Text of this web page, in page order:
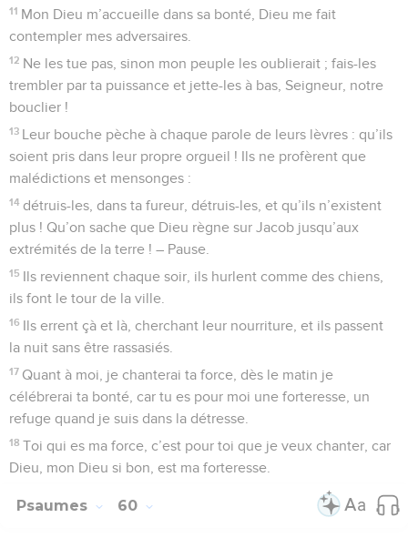
11 Mon Dieu m’accueille dans sa bonté, Dieu me fait
contempler mes adversaires.
12 Ne les tue pas, sinon mon peuple les oublierait ; fais-les
trembler par ta puissance et jette-les à bas, Seigneur, notre
bouclier !
13 Leur bouche pèche à chaque parole de leurs lèvres : qu’ils
soient pris dans leur propre orgueil ! Ils ne profèrent que
malédictions et mensonges :
14 détruis-les, dans ta fureur, détruis-les, et qu’ils n’existent
plus ! Qu’on sache que Dieu règne sur Jacob jusqu’aux
extrémités de la terre ! – Pause.
15 Ils reviennent chaque soir, ils hurlent comme des chiens,
ils font le tour de la ville.
16 Ils errent çà et là, cherchant leur nourriture, et ils passent
la nuit sans être rassasiés.
17 Quant à moi, je chanterai ta force, dès le matin je
célébrerai ta bonté, car tu es pour moi une forteresse, un
refuge quand je suis dans la détresse.
18 Toi qui es ma force, c’est pour toi que je veux chanter, car
Dieu, mon Dieu si bon, est ma forteresse.
Psaumes 60